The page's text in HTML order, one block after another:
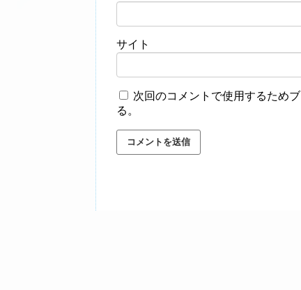
サイト
次回のコメントで使用するため
る。